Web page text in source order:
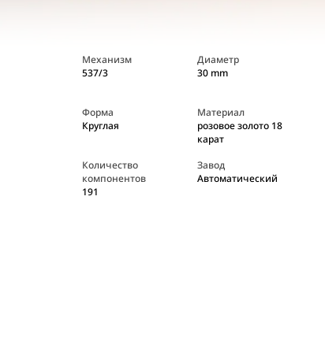
Механизм
537/3
Диаметр
30 mm
Форма
Круглая
Материал
розовое золото 18
карат
Количество
компонентов
191
Завод
Автоматический